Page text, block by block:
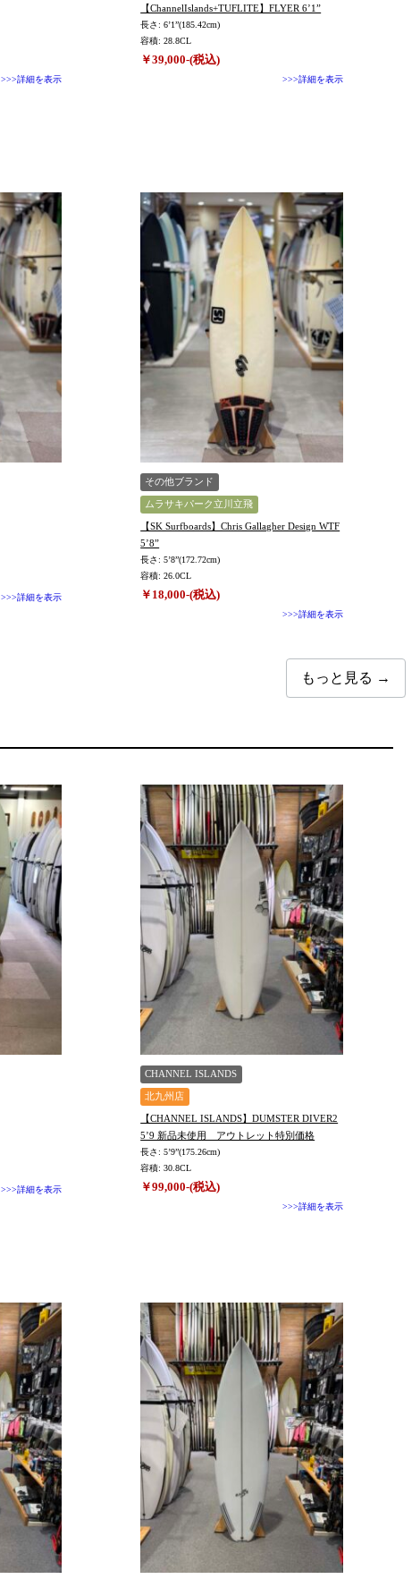
>>>詳細を表示
【ChannelIslands+TUFLITE】FLYER 6’1”
長さ: 6’1”(185.42cm)
容積: 28.8CL
￥39,000-(税込)
>>>詳細を表示
>>>詳細を表示
その他ブランド
ムラサキパーク立川立飛
【SK Surfboards】Chris Gallagher Design WTF
5’8”
長さ: 5’8”(172.72cm)
容積: 26.0CL
￥18,000-(税込)
>>>詳細を表示
もっと見る →
>>>詳細を表示
CHANNEL ISLANDS
北九州店
【CHANNEL ISLANDS】DUMSTER DIVER2
5’9 新品未使用 アウトレット特別価格
長さ: 5’9”(175.26cm)
容積: 30.8CL
￥99,000-(税込)
>>>詳細を表示